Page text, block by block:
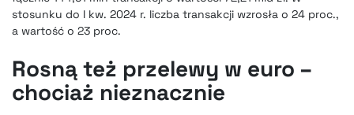
stosunku do I kw. 2024 r. liczba transakcji wzrosła o 24 proc.,
a wartość o 23 proc.
Rosną też przelewy w euro –
chociaż nieznacznie